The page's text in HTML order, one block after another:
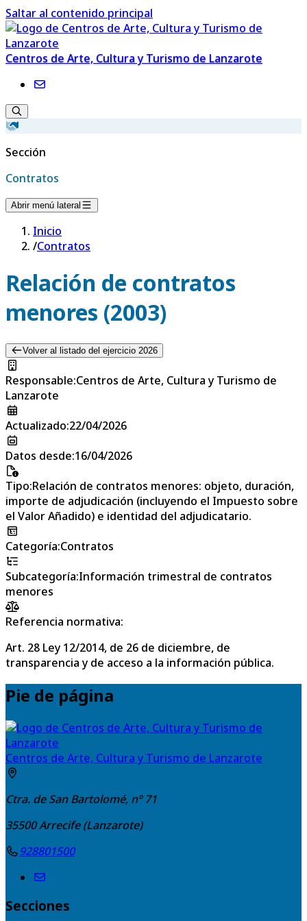
Saltar al contenido principal
Centros de Arte, Cultura y Turismo de Lanzarote
Sección
Contratos
Abrir menú lateral
Inicio
/Contratos
Relación de contratos
menores (2003)
Volver al listado del ejercicio 2026
Responsable:Centros de Arte, Cultura y Turismo de
Lanzarote
Actualizado:22/04/2026
Datos desde:16/04/2026
Tipo:Relación de contratos menores: objeto, duración,
importe de adjudicación (incluyendo el Impuesto sobre
el Valor Añadido) e identidad del adjudicatario.
Categoría:Contratos
Subcategoría:Información trimestral de contratos
menores
Referencia normativa:
Art. 28 Ley 12/2014, de 26 de diciembre, de
transparencia y de acceso a la información pública.
Pie de página
Centros de Arte, Cultura y Turismo de Lanzarote
Ctra. de San Bartolomé, nº 71
35500Arrecife (Lanzarote)
928801500
Secciones